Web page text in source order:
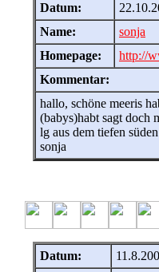
Datum:
Name:
sonja
Homepage:
http://
Kommentar:
hallo, schöne meeris
(babys)habt sagt doch
lg aus dem tiefen
sonja
Datum: